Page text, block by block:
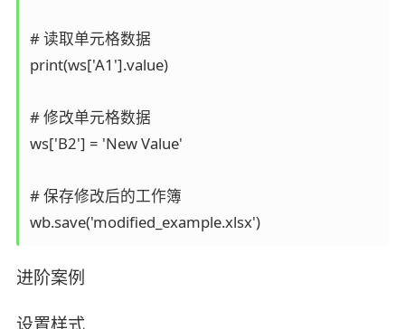
# 读取单元格数据
print(ws['A1'].value)
# 修改单元格数据
ws['B2'] = 'New Value'
# 保存修改后的工作簿
wb.save('modified_example.xlsx')
进阶案例